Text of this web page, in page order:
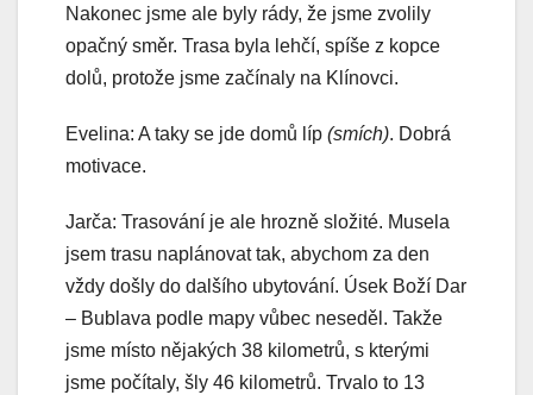
Nakonec jsme ale byly rády, že jsme zvolily
opačný směr. Trasa byla lehčí, spíše z kopce
dolů, protože jsme začínaly na Klínovci.
Evelina: A taky se jde domů líp (smích). Dobrá
motivace.
Jarča: Trasování je ale hrozně složité. Musela
jsem trasu naplánovat tak, abychom za den
vždy došly do dalšího ubytování. Úsek Boží Dar
– Bublava podle mapy vůbec neseděl. Takže
jsme místo nějakých 38 kilometrů, s kterými
jsme počítaly, šly 46 kilometrů. Trvalo to 13